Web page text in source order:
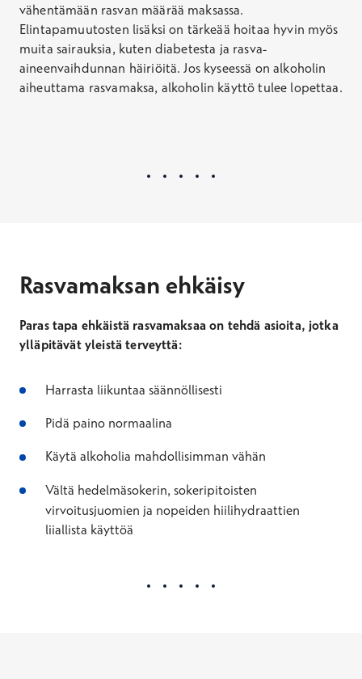
vähentämään rasvan määrää maksassa.
Elintapamuutosten lisäksi on tärkeää hoitaa hyvin myös
muita sairauksia, kuten diabetesta ja rasva-
aineenvaihdunnan häiriöitä. Jos kyseessä on alkoholin
aiheuttama rasvamaksa, alkoholin käyttö tulee lopettaa.
Rasvamaksan ehkäisy
Paras tapa ehkäistä rasvamaksaa on tehdä asioita, jotka
ylläpitävät yleistä terveyttä:
Harrasta liikuntaa säännöllisesti
Pidä paino normaalina
Käytä alkoholia mahdollisimman vähän
Vältä hedelmäsokerin, sokeripitoisten
virvoitusjuomien ja nopeiden hiilihydraattien
liiallista käyttöä